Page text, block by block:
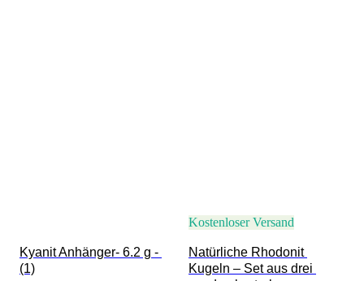
Kyanit Anhänger- 6.2 g -
(1)
Kostenloser Versand
Natürliche Rhodonit
Kugeln – Set aus drei